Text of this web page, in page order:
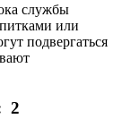
службы
или
подвергаться
2